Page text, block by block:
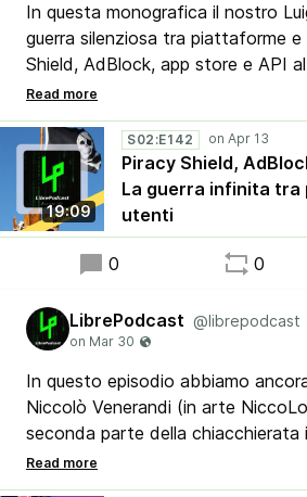
In questa monografica il nostro
guerra silenziosa tra piattaforme
Shield, AdBlock, app store e API
capire cosa succede davvero
a chiudere troppo un sistema
19:09
S02:E142
Piracy Shield,
La guerra infinita tra
utenti
0 0
LibrePodcast @librepodcast
In questo episodio abbiamo
Niccolò Venerandi (in arte
seconda parte della chiacchierata
precedente episodio. In questa
Matthew gli hanno fatto